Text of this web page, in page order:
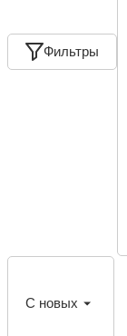
Фильтры
С новых